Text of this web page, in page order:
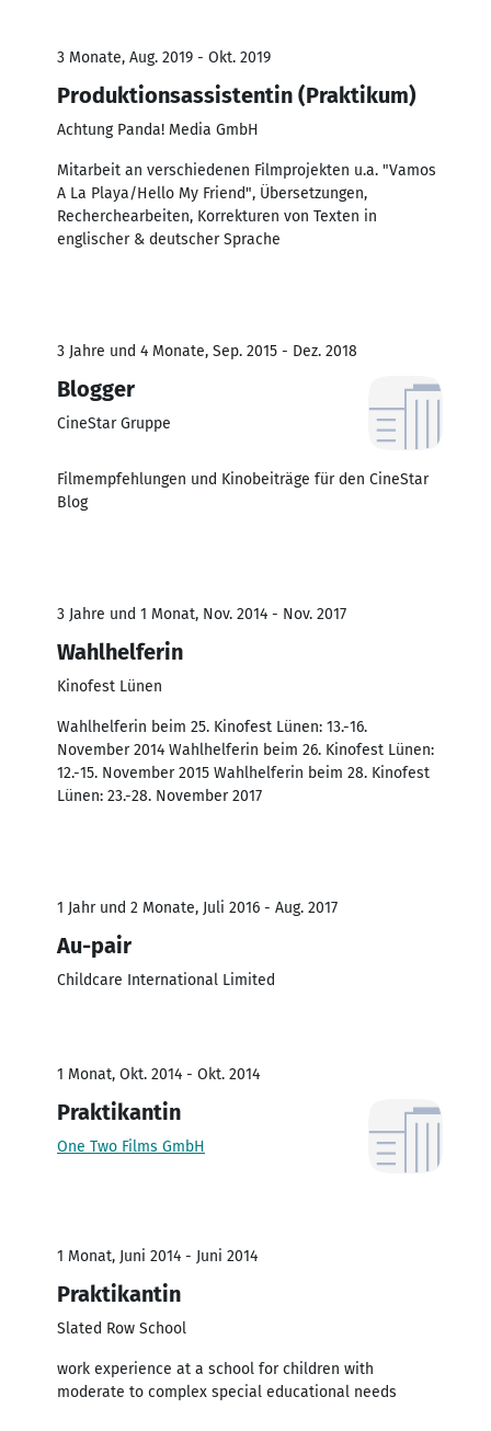
3 Monate, Aug. 2019 - Okt. 2019
Produktionsassistentin (Praktikum)
Achtung Panda! Media GmbH
Mitarbeit an verschiedenen Filmprojekten u.a. "Vamos
A La Playa/Hello My Friend", Übersetzungen,
Recherchearbeiten, Korrekturen von Texten in
englischer & deutscher Sprache
3 Jahre und 4 Monate, Sep. 2015 - Dez. 2018
Blogger
CineStar Gruppe
Filmempfehlungen und Kinobeiträge für den CineStar
Blog
3 Jahre und 1 Monat, Nov. 2014 - Nov. 2017
Wahlhelferin
Kinofest Lünen
Wahlhelferin beim 25. Kinofest Lünen: 13.-16.
November 2014 Wahlhelferin beim 26. Kinofest Lünen:
12.-15. November 2015 Wahlhelferin beim 28. Kinofest
Lünen: 23.-28. November 2017
1 Jahr und 2 Monate, Juli 2016 - Aug. 2017
Au-pair
Childcare International Limited
1 Monat, Okt. 2014 - Okt. 2014
Praktikantin
One Two Films GmbH
1 Monat, Juni 2014 - Juni 2014
Praktikantin
Slated Row School
work experience at a school for children with
moderate to complex special educational needs